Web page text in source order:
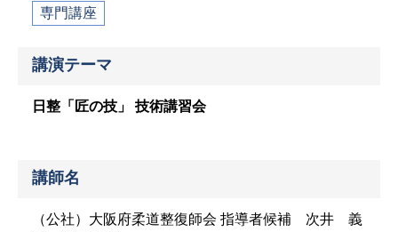
専門講座
講演テーマ
日整「匠の技」 技術講習会
講師名
（公社）大阪府柔道整復師会 指導者候補 次井 義